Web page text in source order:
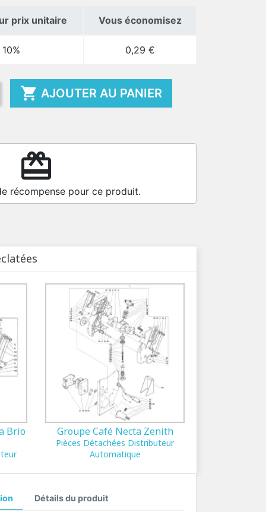
prix unitaire Vous économisez
10% 0,29 €
 AJOUTER AU PANIER
redeem
récompense pour ce produit.
Brio
Groupe Café Necta Zenith
Pièces Détachées Distributeur
Automatique
Détails du produit